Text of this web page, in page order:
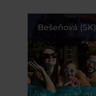
Bešeňová (SK)